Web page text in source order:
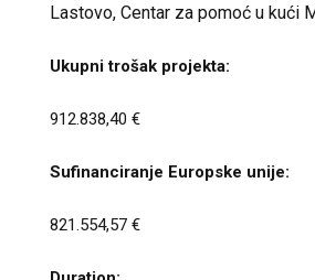
Lastovo, Centar za pomoć u kući
Ukupni trošak projekta:
912.838,40 €
Sufinanciranje Europske unije:
821.554,57 €